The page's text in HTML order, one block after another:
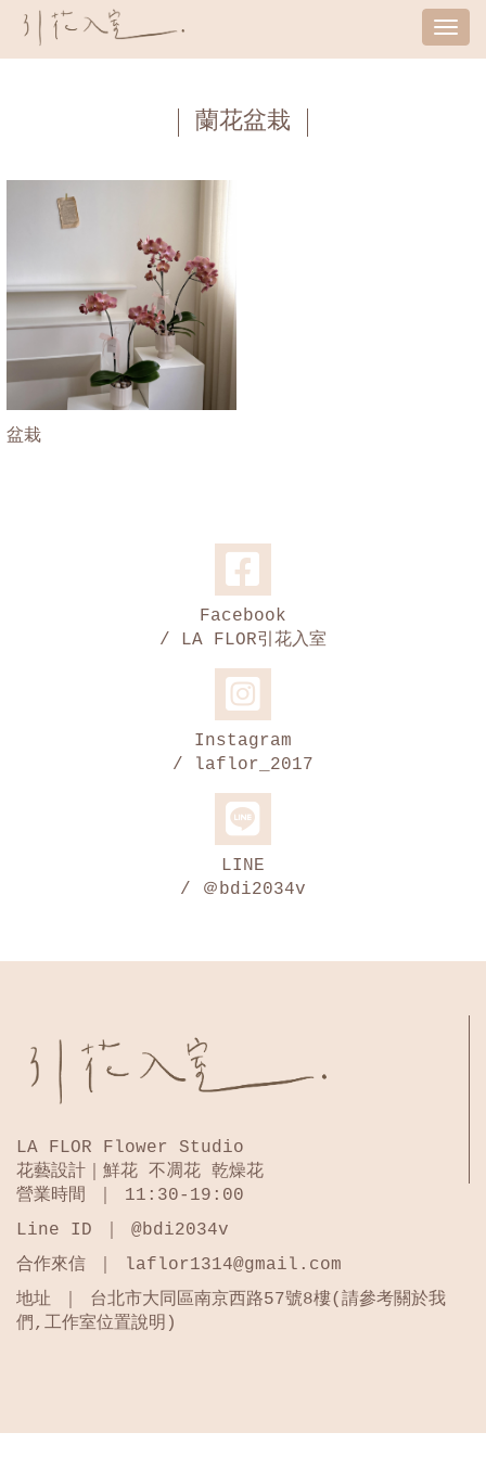
蘭花盆栽
盆栽
Facebook
/ LA FLOR引花入室
Instagram
/ laflor_2017
LINE
/ ＠bdi2034v
LA FLOR Flower Studio
花藝設計｜鮮花 不凋花 乾燥花
營業時間 ｜ 11:30-19:00
Line ID ｜ @bdi2034v
合作來信 ｜ laflor1314@gmail.com
地址 ｜ 台北市大同區南京西路57號8樓(請參考關於我
們,工作室位置說明)